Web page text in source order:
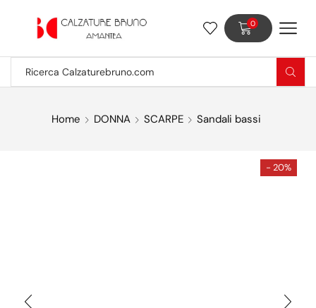
0
Home DONNA SCARPE Sandali bassi
- 20%